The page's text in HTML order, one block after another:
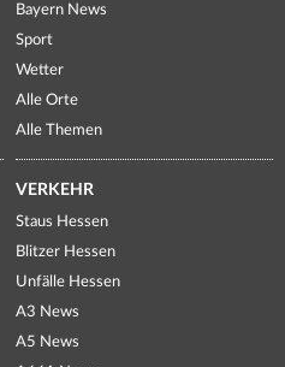
Bayern News
Sport
Wetter
Alle Orte
Alle Themen
VERKEHR
Staus Hessen
Blitzer Hessen
Unfälle Hessen
A3 News
A5 News